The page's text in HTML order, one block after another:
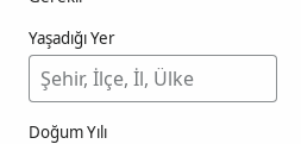
Yaşadığı Yer
Doğum Yılı